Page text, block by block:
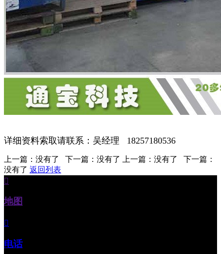
详细资料索取请联系：吴经理 18257180536
上一篇：没有了 下一篇：没有了 上一篇：没有了 下一篇：
没有了 返回列表

地图

电话